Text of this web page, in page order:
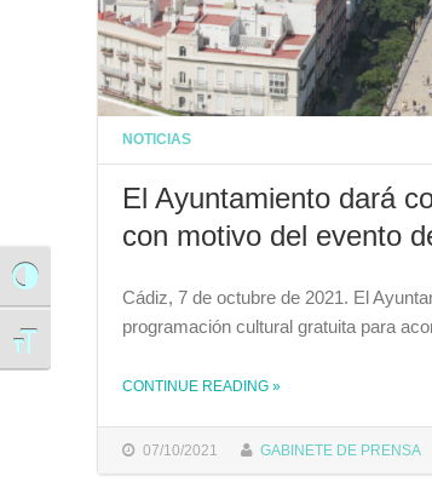
Alternar alto contraste
Alternar tamaño de letra
NOTICIAS
El Ayuntamiento dará
con motivo del evento
07/10/2021 GABINETE DE PRENSA
Cádiz, 7 de octubre de 2021. El
programación cultural gratuita para
CONTINUE READING THE "EL AYUNTAMIENTO DARÁ COMIENZO MAÑANA A LA PROGRAMACIÓN CULTURAL DISEÑADA CON MOTIVO DEL EVENTO DEPORTIVO SAIL GP"
»